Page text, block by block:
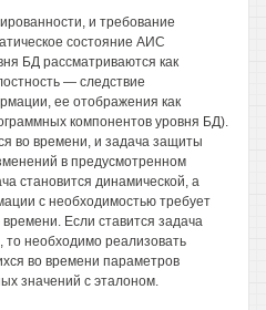
и требование
состояние АИС
БД рассматриваются как
— следствие
ее отображения как
компонентов уровня БД).
во времени, и задача защиты
в предусмотренном
становится динамической, а
с необходимостью требует
Если ставится задача
то необходимо реализовать
во времени параметров
значений с эталоном.